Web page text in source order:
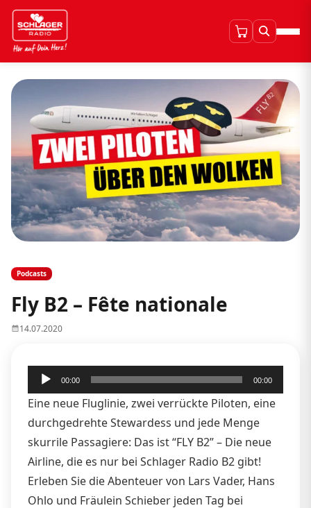
Podcasts
Fly B2 – Fête nationale
14.07.2020
Audio-
Player
00:00 00:00
Eine neue Fluglinie, zwei verrückte Piloten, eine
durchgedrehte Stewardess und jede Menge
skurrile Passagiere: Das ist “FLY B2” – Die neue
Airline, die es nur bei Schlager Radio B2 gibt!
Erleben Sie die Abenteuer von Lars Vader, Hans
Ohlo und Fräulein Schieber jeden Tag bei